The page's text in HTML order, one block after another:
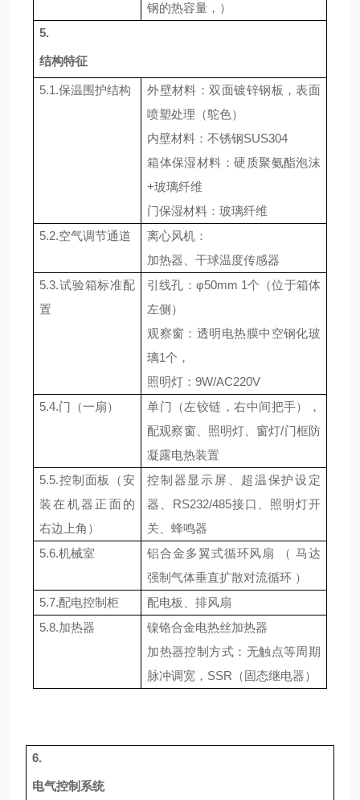
钢的热容量，）
5.
结构特征
5.1.保温围护结构
外壁材料：双面镀锌钢板，表面
喷塑处理（鸵色）
内壁材料：不锈钢SUS304
箱体保湿材料：硬质聚氨酯泡沫
+玻璃纤维
门保湿材料：玻璃纤维
5.2.空气调节通道
离心风机：
加热器、干球温度传感器
5.3.试验箱标准配
置
引线孔：φ50mm 1个（位于箱体
左侧）
观察窗：透明电热膜中空钢化玻
璃1个，
照明灯：9W/AC220V
5.4.门（一扇）
单门（左铰链，右中间把手），
配观察窗、照明灯、窗灯/门框防
凝露电热装置
5.5.控制面板（安
装在机器正面的
右边上角）
控制器显示屏、超温保护设定
器、 RS232/485接口、照明灯开
关、蜂鸣器
5.6.机械室 铝合金多翼式循环风扇 （ 马达
强制气体垂直扩散对流循环 ）
5.7.配电控制柜
配电板、排风扇
5.8.加热器
镍铬合金电热丝加热器
加热器控制方式：无触点等周期
脉冲调宽， SSR （固态继电器）
6.
电气控制系统